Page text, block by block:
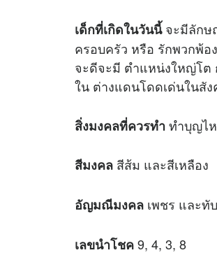
เด็กที่เกิดในวันนี้จะมีลักษ
ครอบครัว หรือ รักพวกพ้อ
จะดีจะมี ตำแหน่งใหญ่โต
ใน ต่างแดนโดดเด่นในสั
สิ่งมงคลที่ควรทำทำบุญไ
สีมงคล สีส้ม และสีเหลือง
อัญมณีมงคล เพชร และทั
เลขนำโชค9, 4, 3, 8